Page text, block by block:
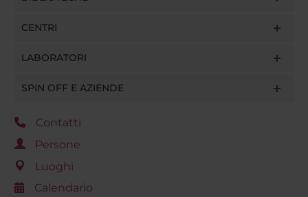
CENTRI
LABORATORI
SPIN OFF E AZIENDE
Contatti
Persone
Luoghi
Calendario